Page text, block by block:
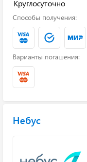
Круглосуточно
Способы получения:
Варианты погашения:
Небус